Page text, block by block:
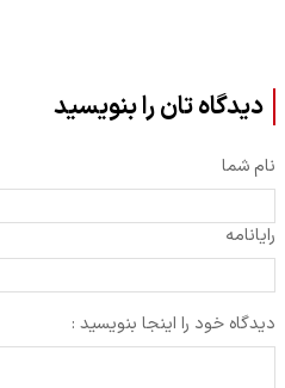
دیدگاه تان را بنویسید
نام شما
رایانامه
دیدگاه خود را اینجا بنویسید :